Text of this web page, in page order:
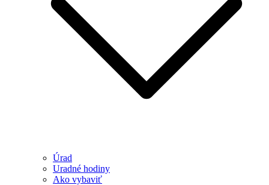
Úrad
Uradné hodiny
Ako vybaviť